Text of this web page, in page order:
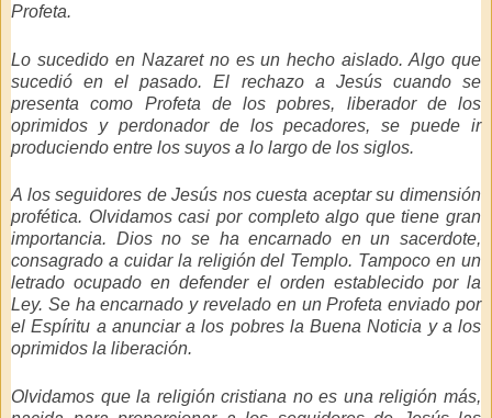
Profeta.
Lo sucedido en Nazaret no es un hecho aislado. Algo que
sucedió en el pasado. El rechazo a Jesús cuando se
presenta como Profeta de los pobres, liberador de los
oprimidos y perdonador de los pecadores, se puede ir
produciendo entre los suyos a lo largo de los siglos.
A los seguidores de Jesús nos cuesta aceptar su dimensión
profética. Olvidamos casi por completo algo que tiene gran
importancia. Dios no se ha encarnado en un sacerdote,
consagrado a cuidar la religión del Templo. Tampoco en un
letrado ocupado en defender el orden establecido por la
Ley. Se ha encarnado y revelado en un Profeta enviado por
el Espíritu a anunciar a los pobres la Buena Noticia y a los
oprimidos la liberación.
Olvidamos que la religión cristiana no es una religión más,